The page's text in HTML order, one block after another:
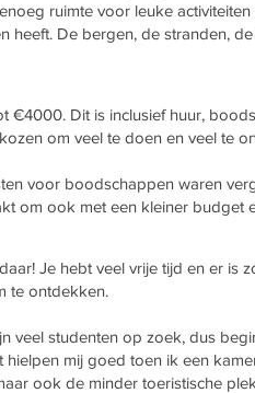
ruimte voor leuke
heeft. De bergen, de stranden,
Dit is inclusief huur,
om veel te doen en veel te
voor boodschappen waren
om ook met een kleiner budget
Je hebt veel vrije tijd en er is
te ontdekken.
veel studenten op zoek, dus
mij goed toen ik een
ook de minder toeristische